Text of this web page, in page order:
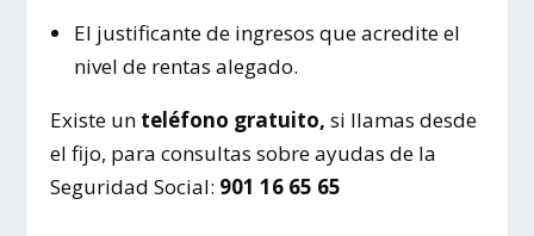
El justificante de ingresos que acredite el
nivel de rentas alegado.
Existe un teléfono gratuito, si llamas desde
el fijo, para consultas sobre ayudas de la
Seguridad Social: 901 16 65 65